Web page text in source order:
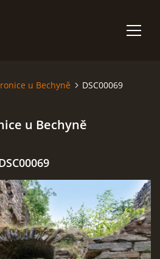
u Bechyně DSC00069
u Bechyně